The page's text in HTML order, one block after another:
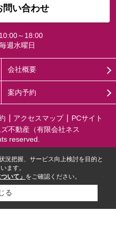
問い合わせ
10:00～18:00
毎週水曜日
会社概要
案内予約
アクセスマップ
PCサイト
不動産（有限会社ネス
reserved.
況把握、サービス向上検討を目的と
ます。
いて」 をご確認ください。
る